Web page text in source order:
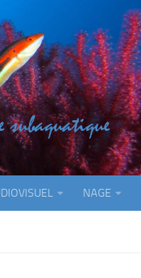
NAGE